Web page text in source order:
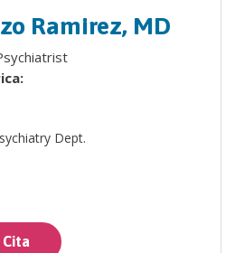
Ramirez, MD
Dept.